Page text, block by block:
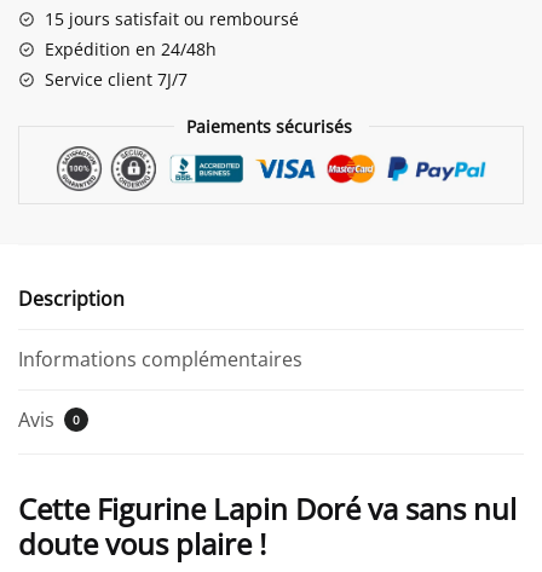
15 jours satisfait ou remboursé
Expédition en 24/48h
Service client 7J/7
Paiements sécurisés
Description
Informations complémentaires
Avis 0
Cette Figurine Lapin Doré va sans nul
doute vous plaire !